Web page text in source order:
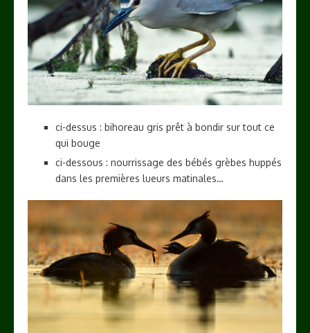
ci-dessus : bihoreau gris prêt à bondir sur tout ce
qui bouge
ci-dessous : nourrissage des bébés grèbes huppés
dans les premières lueurs matinales…